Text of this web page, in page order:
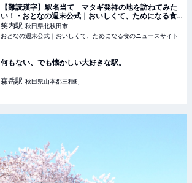
【難読漢字】駅名当て マタギ発祥の地を訪ねてみた
い！ - おとなの週末公式｜おいしくて、ためになる食
のニュースサイト
笑内駅 秋田県北秋田市
おとなの週末公式｜おいしくて、ためになる食のニュースサイト
何もない、でも懐かしい大好きな駅。
森岳駅 秋田県山本郡三種町